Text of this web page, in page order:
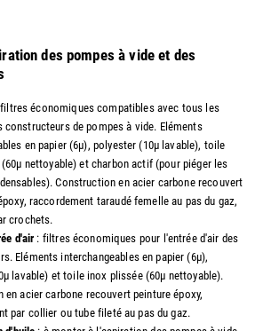
des pompes à vide et des
économiques compatibles avec tous les
constructeurs de pompes à vide. Eléments
en papier (6µ), polyester (10µ lavable), toile
nettoyable) et charbon actif (pour piéger les
Construction en acier carbone recouvert
raccordement taraudé femelle au pas du gaz,
crochets.
d'air : filtres économiques pour l'entrée d'air des
Eléments interchangeables en papier (6µ),
lavable) et toile inox plissée (60µ nettoyable).
en acier carbone recouvert peinture époxy,
par collier ou tube fileté au pas du gaz.